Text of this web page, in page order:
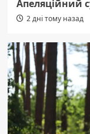
Апеляційний
2 дні тому назад